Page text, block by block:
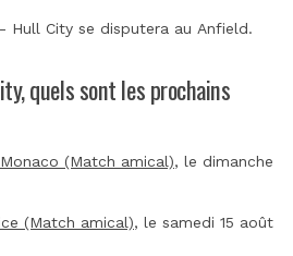
Hull City se disputera au Anfield.
quels sont les prochains
(Match amical), le dimanche
(Match amical), le samedi 15 août